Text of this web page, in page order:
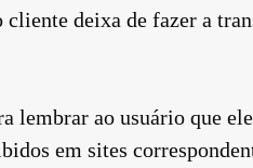
deixa de fazer a
lembrar ao usuário que
em sites